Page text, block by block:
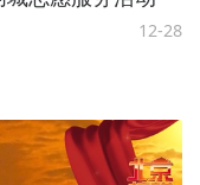
12-28